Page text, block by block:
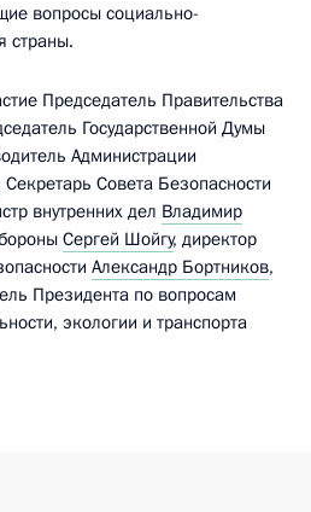
вопросы социально-
страны.
Председатель Правительства
Государственной Думы
Администрации
Секретарь Совета Безопасности
внутренних дел Владимир
Сергей Шойгу, директор
Александр Бортников,
Президента по вопросам
экологии и транспорта